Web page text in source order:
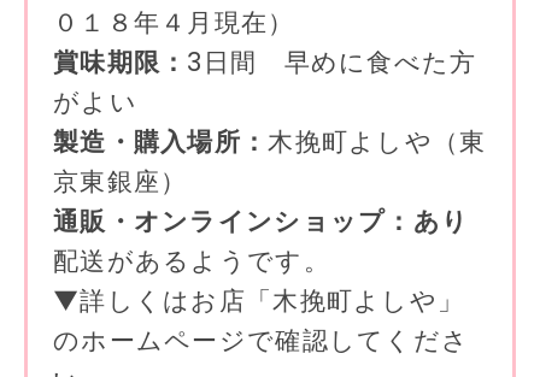
０１８年４月現在）
賞味期限： 3日間 早めに食べた方
がよい
製造・購入場所：木挽町よしや（東
京東銀座）
通販・オンラインショップ：あり
配送があるようです。
▼詳しくはお店「木挽町よしや」
のホームページで確認してくださ